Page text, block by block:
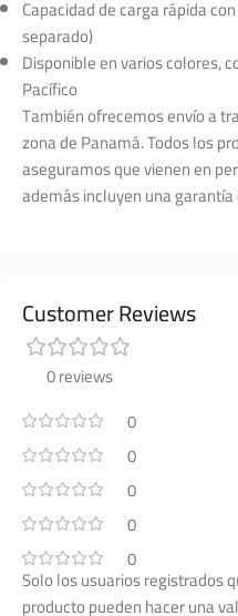
Capacidad de carga rápida
separado)
Disponible en varios colores,
Pacífico
También ofrecemos envío a
zona de Panamá. Todos los
aseguramos que vienen en
además incluyen una
Customer Reviews
0 reviews
0
0
0
0
0
Solo los usuarios registrados
producto pueden hacer una